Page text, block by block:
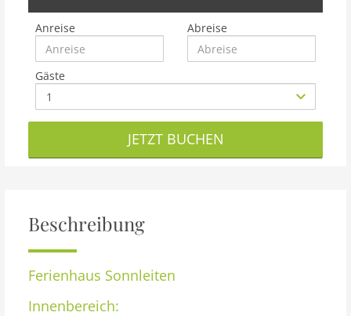
Anreise Abreise
Gäste
JETZT BUCHEN
Beschreibung
Ferienhaus Sonnleiten
Innenbereich: